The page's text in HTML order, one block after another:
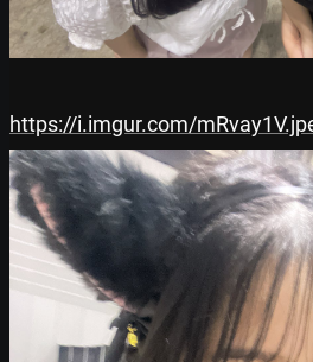
https://i.imgur.com/